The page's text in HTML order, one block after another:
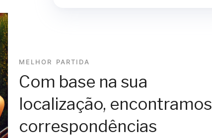
MELHOR PARTIDA
Com base na sua
localização, encontramos
correspondências